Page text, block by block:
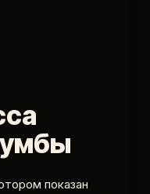
показан